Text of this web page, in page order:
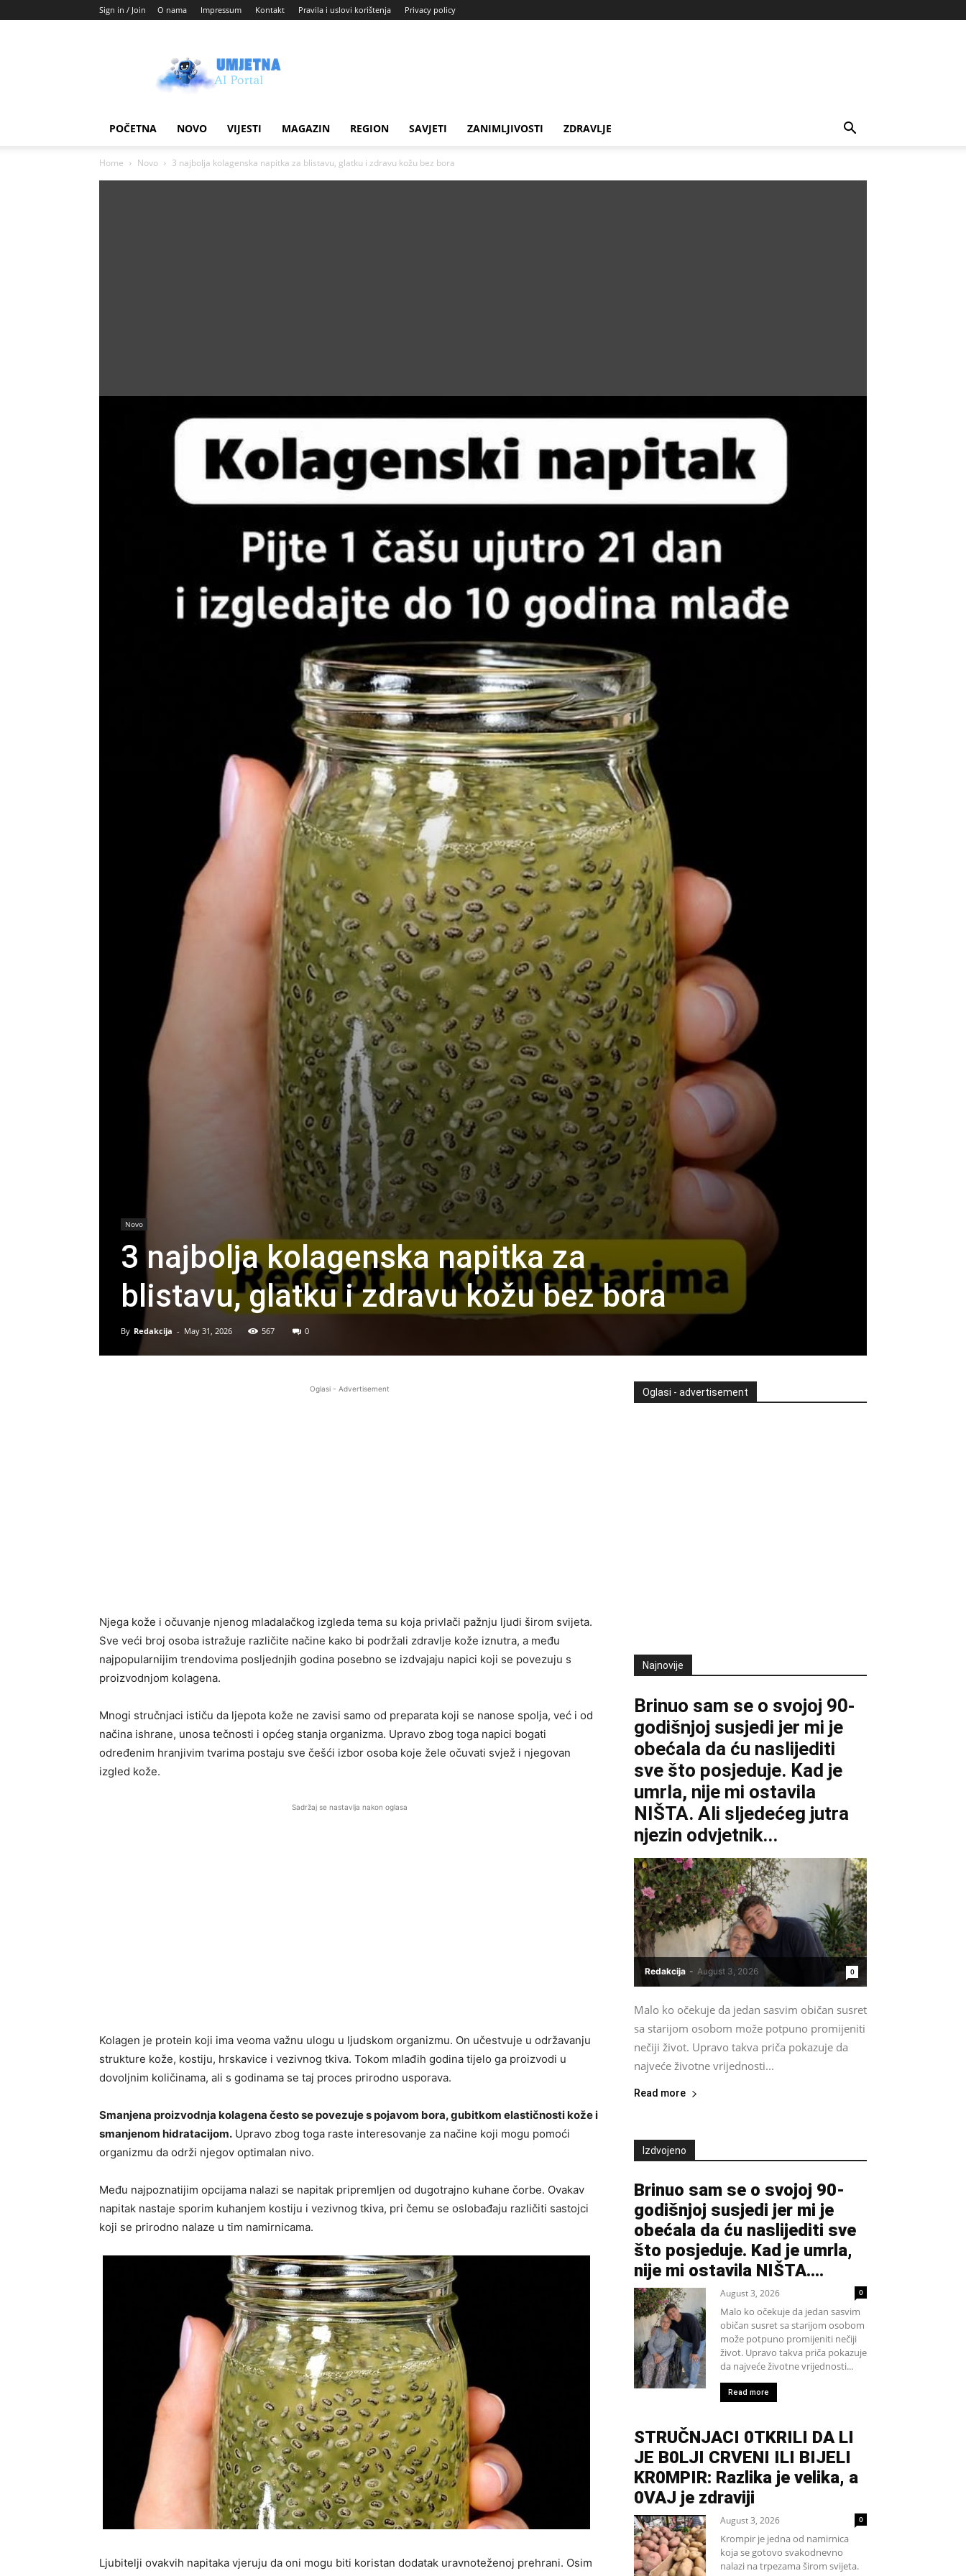
Sign in / Join O nama Impressum Kontakt Pravila i uslovi korištenja Privacy policy
AI
blog
POČETNA NOVO VIJESTI MAGAZIN REGION SAVJETI ZANIMLJIVOSTI ZDRAVLJE
Home Novo 3 najbolja kolagenska napitka za blistavu, glatku i zdravu kožu bez bora
Novo
3 najbolja kolagenska napitka za
blistavu, glatku i zdravu kožu bez bora
By Redakcija - May 31, 2026 567 0
Oglasi - Advertisement
Njega kože i očuvanje njenog mladalačkog izgleda tema su koja privlači pažnju ljudi širom svijeta.
Sve veći broj osoba istražuje različite načine kako bi podržali zdravlje kože iznutra, a među
najpopularnijim trendovima posljednjih godina posebno se izdvajaju napici koji se povezuju s
proizvodnjom kolagena.
Mnogi stručnjaci ističu da ljepota kože ne zavisi samo od preparata koji se nanose spolja, već i od
načina ishrane, unosa tečnosti i općeg stanja organizma. Upravo zbog toga napici bogati
određenim hranjivim tvarima postaju sve češći izbor osoba koje žele očuvati svjež i njegovan
izgled kože.
Sadržaj se nastavlja nakon oglasa
Kolagen je protein koji ima veoma važnu ulogu u ljudskom organizmu. On učestvuje u održavanju
strukture kože, kostiju, hrskavice i vezivnog tkiva. Tokom mlađih godina tijelo ga proizvodi u
dovoljnim količinama, ali s godinama se taj proces prirodno usporava.
Smanjena proizvodnja kolagena često se povezuje s pojavom bora, gubitkom elastičnosti kože i
smanjenom hidratacijom. Upravo zbog toga raste interesovanje za načine koji mogu pomoći
organizmu da održi njegov optimalan nivo.
Među najpoznatijim opcijama nalazi se napitak pripremljen od dugotrajno kuhane čorbe. Ovakav
napitak nastaje sporim kuhanjem kostiju i vezivnog tkiva, pri čemu se oslobađaju različiti sastojci
koji se prirodno nalaze u tim namirnicama.
Ljubitelji ovakvih napitaka vjeruju da oni mogu biti koristan dodatak uravnoteženoj prehrani. Osim
Oglasi - advertisement
Najnovije
Brinuo sam se o svojoj 90-
godišnjoj susjedi jer mi je
obećala da ću naslijediti
sve što posjeduje. Kad je
umrla, nije mi ostavila
NIŠTA. Ali sljedećeg jutra
njezin odvjetnik...
Redakcija - August 3, 2026 0
Malo ko očekuje da jedan sasvim običan susret
sa starijom osobom može potpuno promijeniti
nečiji život. Upravo takva priča pokazuje da
najveće životne vrijednosti...
Read more
Izdvojeno
Brinuo sam se o svojoj 90-
godišnjoj susjedi jer mi je
obećala da ću naslijediti sve
što posjeduje. Kad je umrla,
nije mi ostavila NIŠTA....
August 3, 2026 0
Malo ko očekuje da jedan sasvim
običan susret sa starijom osobom
može potpuno promijeniti nečiji
život. Upravo takva priča pokazuje
da najveće životne vrijednosti...
Read more
STRUČNJACI 0TKRILI DA LI
JE B0LJI CRVENI ILI BIJELI
KR0MPIR: Razlika je velika, a
0VAJ je zdraviji
August 3, 2026 0
Krompir je jedna od namirnica
koja se gotovo svakodnevno
nalazi na trpezama širom svijeta.